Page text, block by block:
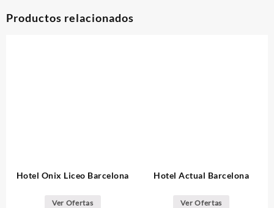
Productos relacionados
Hotel Onix Liceo Barcelona
Ver Ofertas
Hotel Actual Barcelona
Ver Ofertas